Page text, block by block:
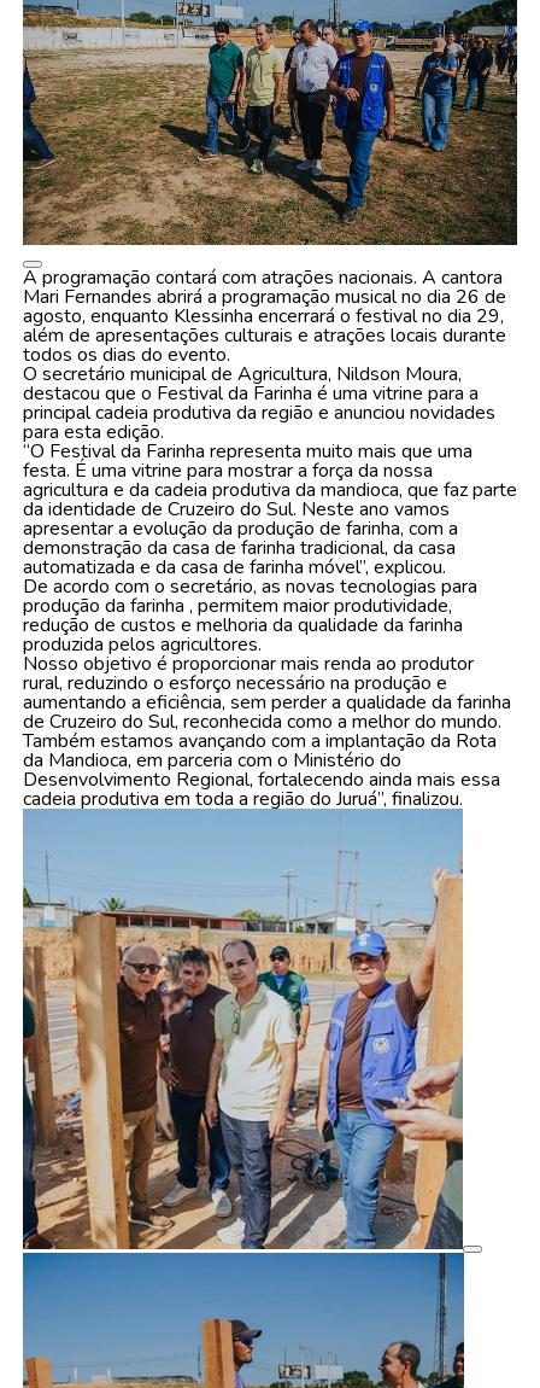
A programação contará com atrações nacionais. A cantora
Mari Fernandes abrirá a programação musical no dia 26 de
agosto, enquanto Klessinha encerrará o festival no dia 29,
além de apresentações culturais e atrações locais durante
todos os dias do evento.
O secretário municipal de Agricultura, Nildson Moura,
destacou que o Festival da Farinha é uma vitrine para a
principal cadeia produtiva da região e anunciou novidades
para esta edição.
“O Festival da Farinha representa muito mais que uma
festa. É uma vitrine para mostrar a força da nossa
agricultura e da cadeia produtiva da mandioca, que faz parte
da identidade de Cruzeiro do Sul. Neste ano vamos
apresentar a evolução da produção de farinha, com a
demonstração da casa de farinha tradicional, da casa
automatizada e da casa de farinha móvel”, explicou.
De acordo com o secretário, as novas tecnologias para
produção da farinha , permitem maior produtividade,
redução de custos e melhoria da qualidade da farinha
produzida pelos agricultores.
Nosso objetivo é proporcionar mais renda ao produtor
rural, reduzindo o esforço necessário na produção e
aumentando a eficiência, sem perder a qualidade da farinha
de Cruzeiro do Sul, reconhecida como a melhor do mundo.
Também estamos avançando com a implantação da Rota
da Mandioca, em parceria com o Ministério do
Desenvolvimento Regional, fortalecendo ainda mais essa
cadeia produtiva em toda a região do Juruá”, finalizou.